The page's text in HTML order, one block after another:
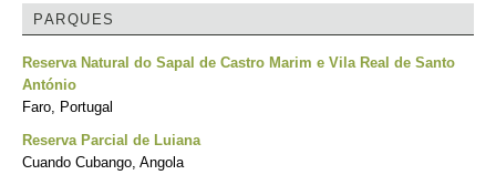
PARQUES
Reserva Natural do Sapal de Castro Marim e Vila Real de Santo
António
Faro, Portugal
Reserva Parcial de Luiana
Cuando Cubango, Angola